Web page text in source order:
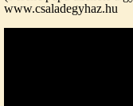
www.csaladegyhaz.hu